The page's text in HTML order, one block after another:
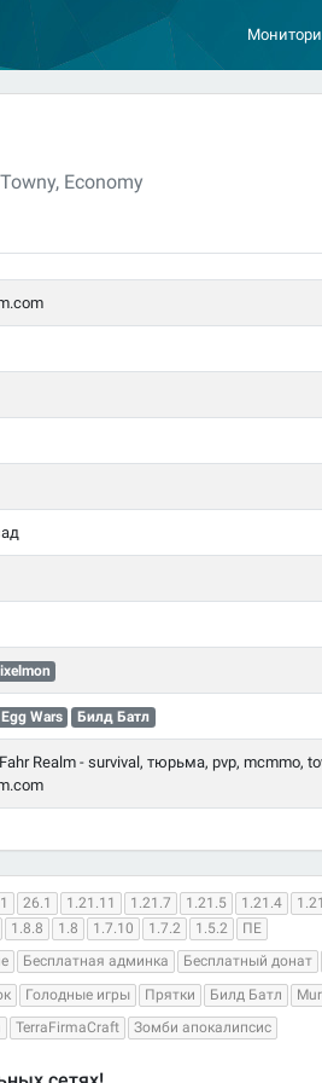
Economy
Egg Wars Билд Батл
Realm - survival, тюрьма, pvp, mcmmo,
26.1 1.21.11 1.21.7 1.21.5 1.21.4
1.8.8 1.8 1.7.10 1.7.2 1.5.2
ПЕ
Бесплатная админка Бесплатный донат
Голодные игры Прятки Билд Батл
TerraFirmaCraft Зомби апокалипсис